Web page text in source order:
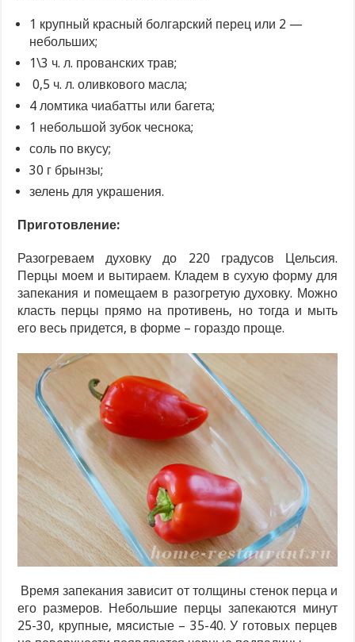
1 крупный красный болгарский перец или 2 —
небольших;
1\3 ч. л. прованских трав;
0,5 ч. л. оливкового масла;
4 ломтика чиабатты или багета;
1 небольшой зубок чеснока;
соль по вкусу;
30 г брынзы;
зелень для украшения.
Приготовление:
Разогреваем духовку до 220 градусов Цельсия.
Перцы моем и вытираем. Кладем в сухую форму для
запекания и помещаем в разогретую духовку. Можно
класть перцы прямо на противень, но тогда и мыть
его весь придется, в форме – гораздо проще.
Время запекания зависит от толщины стенок перца и
его размеров. Небольшие перцы запекаются минут
25-30, крупные, мясистые – 35-40. У готовых перцев